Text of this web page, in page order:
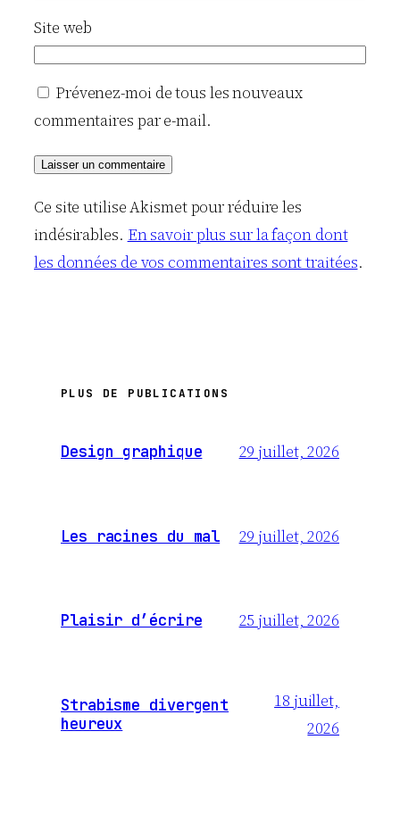
Site web
Prévenez-moi de tous les nouveaux
commentaires par e-mail.
Ce site utilise Akismet pour réduire les
indésirables. En savoir plus sur la façon dont
les données de vos commentaires sont traitées.
PLUS DE PUBLICATIONS
Design graphique 29 juillet, 2026
Les racines du mal 29 juillet, 2026
Plaisir d’écrire 25 juillet, 2026
Strabisme divergent
heureux
18 juillet,
2026